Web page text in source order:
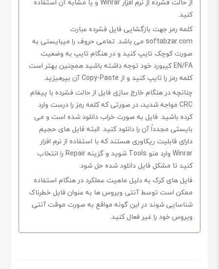
کنید.
کلمه رمز جهت بازگشایی فایل فشرده عبارت
softabzar.com می باشد. تمامی حروف را میبایستی به
صورت کوچک تایپ کنید و در هنگام تایپ به وضعیت
EN/FA کیبورد خود توجه داشته باشید همچنین بهتر است
کلمه رمز را تایپ کنید و از Copy-Paste آن بپرهیزید.
چنانچه در هنگام خارج سازی فایل از حالت فشرده با پیغام
CRC مواجه شدید، در صورتی که کلمه رمز را درست وارد
کرده باشید. فایل به صورت خراب دانلود شده است و می
بایستی مجدداً آن را دانلود کنید. البته فایل های حجیم
دارای قابلیت ریکاوری هستند که با استفاده از نرم افزار
Winrar وارد منو Tools شوید و گزینه Repair را انتخاب
کنید تا مشکل فایل دانلود شده حل شود.
فایل های کرک به دلیل ماهیت عملکرد در هنگام استفاده
ممکن است توسط آنتی ویروس ها به عنوان فایل خطرناک
شناسایی شوند در این گونه مواقع به صورت موقت آنتی
ویروس خود را غیر فعال کنید.